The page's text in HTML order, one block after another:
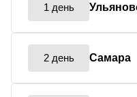
1 день
2 день Самара